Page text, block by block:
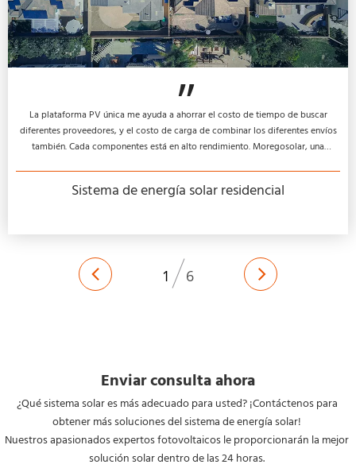
Sistema de energía solar residencial
La plataforma PV única me ayuda a ahorrar el costo de tiempo de buscar
diferentes proveedores, y el costo de carga de combinar los diferentes envíos
también. Cada componentes está en alto rendimiento. Moregosolar, una
Enviar consulta ahora
¿Qué sistema solar es más adecuado para usted? ¡Contáctenos para
obtener más soluciones del sistema de energía solar!
Nuestros apasionados expertos fotovoltaicos le proporcionarán la mejor
solución solar dentro de las 24 horas.